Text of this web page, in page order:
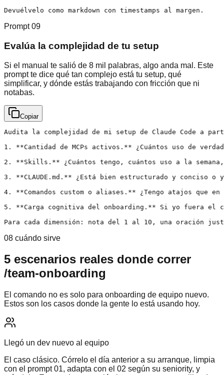
Devuélvelo como markdown con timestamps al margen.
Prompt09
Evalúa la complejidad de tu setup
Si el manual te salió de 8 mil palabras, algo anda mal. Este
prompt te dice qué tan complejo está tu setup, qué
simplificar, y dónde estás trabajando con fricción que ni
notabas.
Copiar
Audita la complejidad de mi setup de Claude Code a
1. **Cantidad de MCPs activos.** ¿Cuántos uso de
2. **Skills.** ¿Cuántos tengo, cuántos uso a la
3. **CLAUDE.md.** ¿Está bien estructurado y conciso
4. **Comandos custom o aliases.** ¿Tengo atajos que
5. **Carga cognitiva del onboarding.** Si yo fuera el
Para cada dimensión: nota del 1 al 10, una oración
08 cuándo sirve
5 escenarios reales donde correr
/team-onboarding
El comando no es solo para onboarding de equipo nuevo.
Estos son los casos donde la gente lo está usando hoy.
Llegó un dev nuevo al equipo
El caso clásico. Córrelo el día anterior a su arranque, limpia
con el prompt 01, adapta con el 02 según su seniority, y